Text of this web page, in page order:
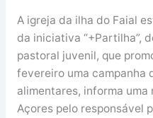
A igreja da ilha do Faial
da iniciativa “+Partilha”,
pastoral juvenil, que
fevereiro uma campanha
alimentares, informa
Açores pelo responsável